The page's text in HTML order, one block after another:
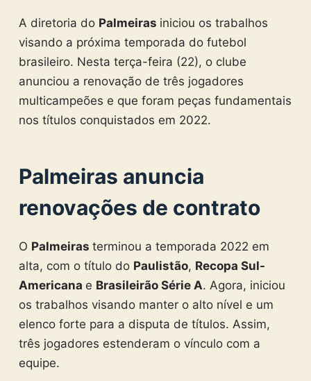
A diretoria do Palmeiras iniciou os trabalhos
visando a próxima temporada do futebol
brasileiro. Nesta terça-feira (22), o clube
anunciou a renovação de três jogadores
multicampeões e que foram peças fundamentais
nos títulos conquistados em 2022.
Palmeiras anuncia
renovações de contrato
O Palmeiras terminou a temporada 2022 em
alta, com o título do Paulistão, Recopa Sul-
Americana e Brasileirão Série A. Agora, iniciou
os trabalhos visando manter o alto nível e um
elenco forte para a disputa de títulos. Assim,
três jogadores estenderam o vínculo com a
equipe.